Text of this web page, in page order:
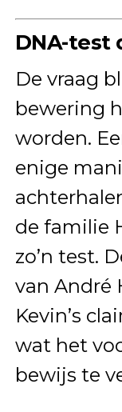
DNA-test
De vraag
bewering
worden.
enige
de familie
zo’n test.
van André
Kevin’s
wat het
bewijs te